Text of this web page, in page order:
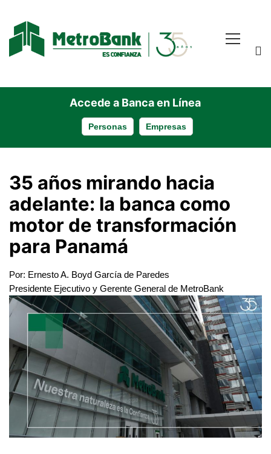
Accede a Banca en Línea
Personas Empresas
35
años
mirando
hacia
adelante:
la
banca
35 años mirando hacia
adelante: la banca como
motor de transformación
para Panamá
Por: Ernesto A. Boyd García de Paredes
Presidente Ejecutivo y Gerente General de MetroBank